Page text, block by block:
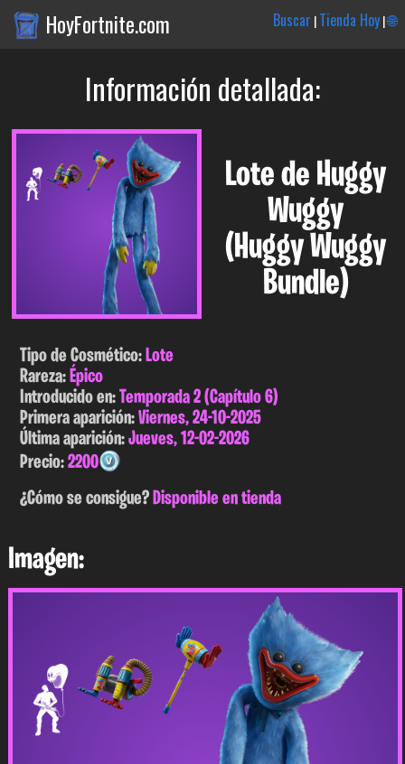
HoyFortnite.com Buscar |Tienda Hoy|🌐
Información detallada:
Lote de Huggy
Wuggy
(Huggy Wuggy
Bundle)
Tipo de Cosmético:Lote
Rareza:Épico
Introducido en:Temporada 2 (Capítulo 6)
Primera aparición:Viernes, 24-10-2025
Última aparición:Jueves, 12-02-2026
Precio:2200
¿Cómo se consigue?Disponible en tienda
Imagen: